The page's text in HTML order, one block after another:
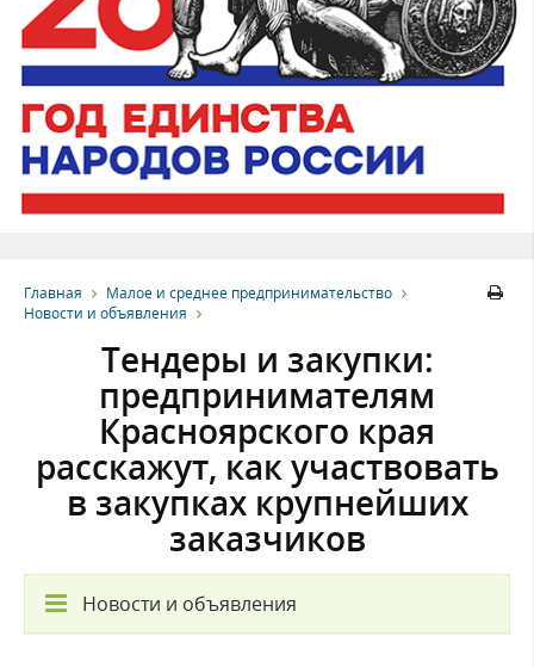
Главная
Малое и среднее предпринимательство
Новости и объявления
Тендеры и закупки:
предпринимателям
Красноярского края
расскажут, как участвовать
в закупках крупнейших
заказчиков
Новости и объявления